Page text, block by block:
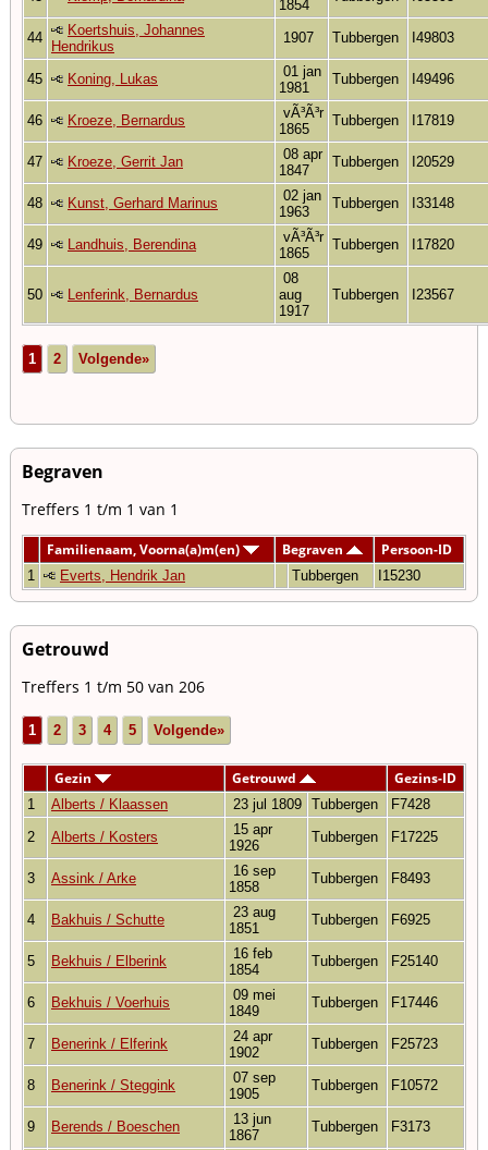
1854
44
Koertshuis, Johannes
Hendrikus
1907 Tubbergen I49803
45 Koning, Lukas
01 jan
1981
Tubbergen I49496
46 Kroeze, Bernardus
vÃ³Ã³r
1865
Tubbergen I17819
47 Kroeze, Gerrit Jan
08 apr
1847
Tubbergen I20529
48 Kunst, Gerhard Marinus
02 jan
1963
Tubbergen I33148
49 Landhuis, Berendina
vÃ³Ã³r
1865
Tubbergen I17820
50 Lenferink, Bernardus
08
aug
1917
Tubbergen I23567
1 2 Volgende»
Begraven
Treffers 1 t/m 1 van 1
Familienaam, Voorna(a)m(en) Begraven Persoon-ID
1 Everts, Hendrik Jan Tubbergen I15230
Getrouwd
Treffers 1 t/m 50 van 206
1 2 3 4 5 Volgende»
Gezin Getrouwd Gezins-ID
1 Alberts / Klaassen 23 jul 1809 Tubbergen
F7428
2
Alberts / Kosters
15 apr
1926
Tubbergen F17225
3 Assink / Arke
16 sep
1858
Tubbergen F8493
4 Bakhuis / Schutte
23 aug
1851
Tubbergen F6925
5 Bekhuis / Elberink
16 feb
1854
Tubbergen F25140
6 Bekhuis / Voerhuis
09 mei
1849
Tubbergen F17446
7 Benerink / Elferink
24 apr
1902
Tubbergen F25723
8 Benerink / Steggink
07 sep
1905
Tubbergen F10572
9 Berends / Boeschen
13 jun
1867
Tubbergen F3173